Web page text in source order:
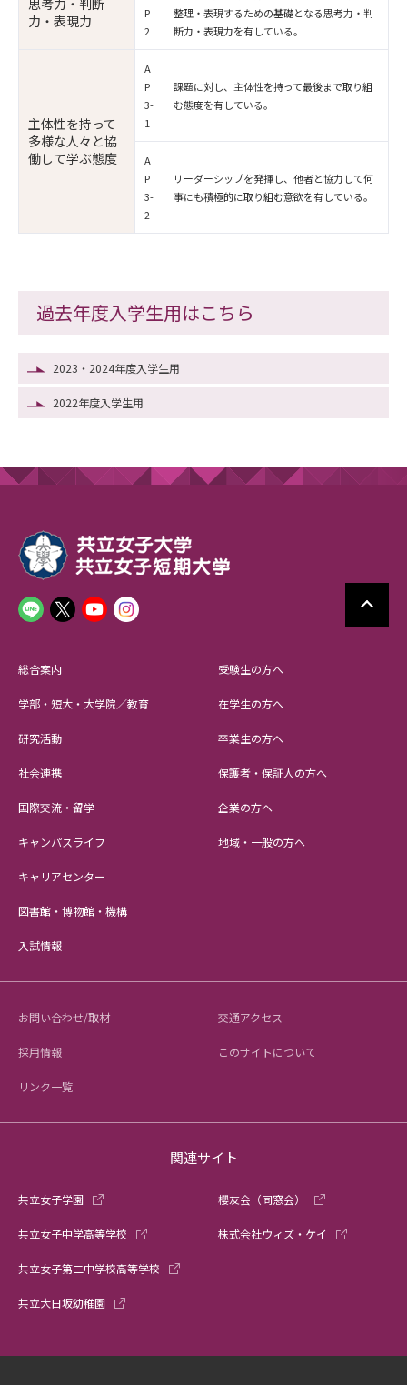
力・表現力
P
2
整理・表現するための基礎となる思考力・判
断力・表現力を有している。
主体性を持って
多様な人々と協
働して学ぶ態度
A
P
3-
1
課題に対し、主体性を持って最後まで取り組
む態度を有している。
A
P
3-
2
リーダーシップを発揮し、他者と協力して何
事にも積極的に取り組む意欲を有している。
過去年度入学生用はこちら
2023・2024年度入学生用
2022年度入学生用
総合案内
学部・短大・大学院／教育
研究活動
社会連携
国際交流・留学
キャンパスライフ
キャリアセンター
図書館・博物館・機構
入試情報
受験生の方へ
在学生の方へ
卒業生の方へ
保護者・保証人の方へ
企業の方へ
地域・一般の方へ
お問い合わせ/取材 交通アクセス
採用情報 このサイトについて
リンク一覧
関連サイト
共立女子学園
共立女子中学高等学校
共立女子第二中学校高等学校
共立大日坂幼稚園
櫻友会（同窓会）
株式会社ウィズ・ケイ